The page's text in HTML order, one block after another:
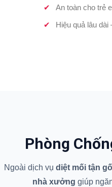
An toàn cho trẻ
Hiệu quả lâu dài
Phòng
Ngoài dịch vụ diệt mối tận
nhà xưởng giúp